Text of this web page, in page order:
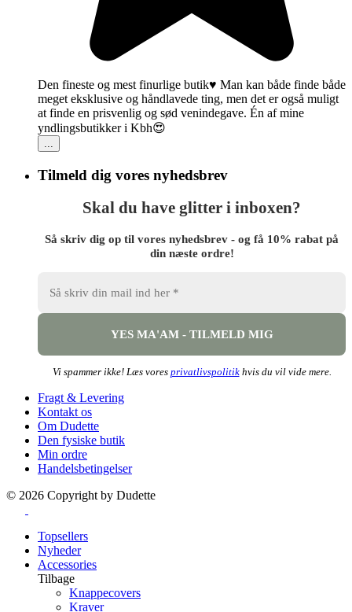
Den fineste og mest finurlige butik♥️ Man kan både finde både
meget eksklusive og håndlavede ting, men det er også muligt
at finde en prisvenlig og sød venindegave. Én af mine
yndlingsbutikker i Kbh😍
Tilmeld dig vores nyhedsbrev
Skal du have glitter i inboxen?
Så skriv dig op til vores nyhedsbrev - og få 10% rabat på
din næste ordre!
Vi spammer ikke! Læs vores privatlivspolitikhvis du vil vide mere.
Fragt & Levering
Kontakt os
Om Dudette
Den fysiske butik
Min ordre
Handelsbetingelser
© 2026 Copyright by Dudette
Topsellers
Nyheder
Accessories
Tilbage
Knappecovers
Kraver